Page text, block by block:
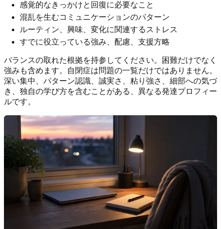
感覚的なきっかけと回復に必要なこと
混乱を生むコミュニケーションのパターン
ルーティン、興味、変化に関連するストレス
すでに役立っている強み、配慮、支援方略
バランスの取れた根拠を持参してください。困難だけでなく
強みも含めます。自閉症は問題の一覧だけではありません。
深い集中、パターン認識、誠実さ、粘り強さ、細部への気づ
き、独自の学び方を含むことがある、異なる発達プロフィー
ルです。